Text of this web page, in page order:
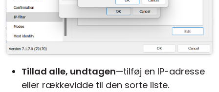
Tillad alle, undtagen—tilføj en IP-adresse
eller rækkevidde til den sorte liste.